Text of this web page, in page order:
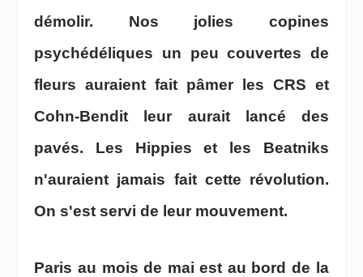
démolir. Nos jolies copines
psychédéliques un peu couvertes de
fleurs auraient fait pâmer les CRS et
Cohn-Bendit leur aurait lancé des
pavés. Les Hippies et les Beatniks
n'auraient jamais fait cette révolution.
On s'est servi de leur mouvement.
Paris au mois de mai est au bord de la